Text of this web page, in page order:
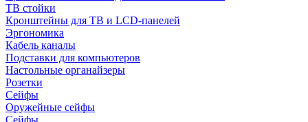
ТВ стойки
Кронштейны для ТВ и LCD-панелей
Эргономика
Кабель каналы
Подставки для компьютеров
Настольные органайзеры
Розетки
Сейфы
Оружейные сейфы
Сейфы